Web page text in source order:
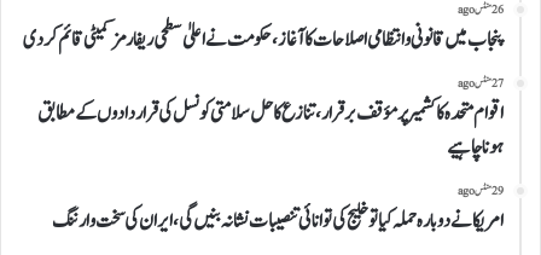
26 منٹس ago
پنجاب میں قانونی و انتظامی اصلاحات کا آغاز، حکومت نے اعلیٰ سطحی ریفارمز کمیٹی قائم کر دی
27 منٹس ago
اقوام متحدہ کا کشمیر پر مؤقف برقرار، تنازع کا حل سلامتی کونسل کی قراردادوں کے مطابق
ہونا چاہیے
29 منٹس ago
امریکا نے دوبارہ حملہ کیا تو خلیج کی توانائی تنصیبات نشانہ بنیں گی، ایران کی سخت وارننگ